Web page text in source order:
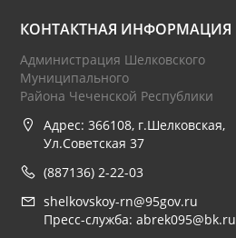
КОНТАКТНАЯ ИНФОРМАЦИЯ
Администрация Шелковского
Муниципального
Района Чеченской Республики
Адрес: 366108, г.Шелковская,
Ул.Советская 37
(887136) 2-22-03
shelkovskoy-rn@95gov.ru
Пресс-служба: abrek095@bk.ru